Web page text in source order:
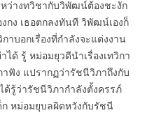
ว่างทวิชากับวิพัฒน์ต้องชะงัก
กง เธอตกลงทันที วิพัฒน์เองก็
าบอกเรื่องที่กำลังจะแต่งงาน
ด้ รู้ หม่อมยุวดีนำเรื่องเทวิกา
าฟัง แปรากฏว่ารัชนีวิภาถึงกับ
รู้ว่ารัชนีวิภากำลังตั้งครรภ์
ก หม่อมยุบลผิดหวังกับรัชนี